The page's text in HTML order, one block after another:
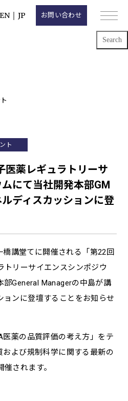
EN JP お問い合わせ
ト
医薬レギュラトリーサ
にて当社開発本部GM
ディスカッションに登
講堂てに開催される「第22回
トリーサイエンスシンポジウ
部General Managerの中島が講
ョンに登壇することをお知らせ
薬の品質評価の考え方」をテ
および規制科学に関する最新の
されます。